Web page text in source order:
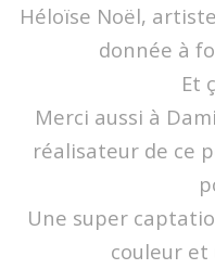
Héloïse Noël,
donnée à
Et
Merci aussi à
réalisateur de ce
Une super
couleur et